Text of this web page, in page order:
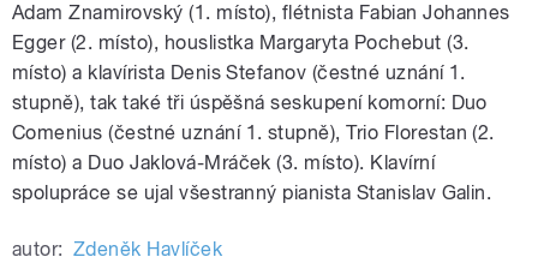
Adam Znamirovský (1. místo), flétnista Fabian Johannes
Egger (2. místo), houslistka Margaryta Pochebut (3.
místo) a klavírista Denis Stefanov (čestné uznání 1.
stupně), tak také tři úspěšná seskupení komorní: Duo
Comenius (čestné uznání 1. stupně), Trio Florestan (2.
místo) a Duo Jaklová-Mráček (3. místo). Klavírní
spolupráce se ujal všestranný pianista Stanislav Galin.
autor: Zdeněk Havlíček